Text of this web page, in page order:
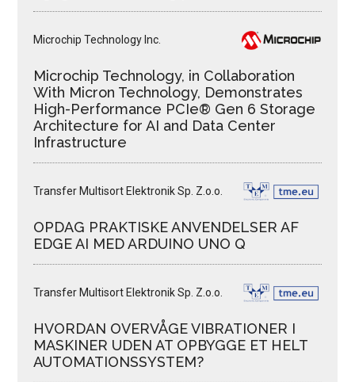
Microchip Technology Inc.
Microchip Technology, in Collaboration
With Micron Technology, Demonstrates
High-Performance PCIe® Gen 6 Storage
Architecture for AI and Data Center
Infrastructure
Transfer Multisort Elektronik Sp. Z.o.o.
OPDAG PRAKTISKE ANVENDELSER AF
EDGE AI MED ARDUINO UNO Q
Transfer Multisort Elektronik Sp. Z.o.o.
HVORDAN OVERVÅGE VIBRATIONER I
MASKINER UDEN AT OPBYGGE ET HELT
AUTOMATIONSSYSTEM?